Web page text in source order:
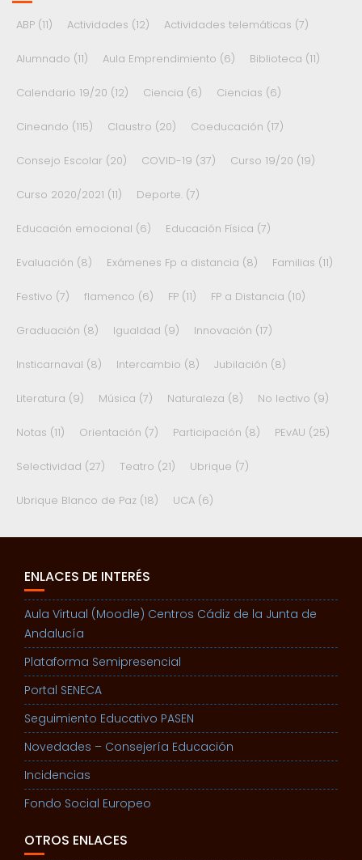
ABP (11) Actividades (12) Actividades telemáticas (7)
Alumnado (11) Aula Emprendimiento (6) Biblioteca (11)
Calendario 19/20 (12) Ciencia (6) Ciencias (6)
Cineando (115) Claustro (20) Coeducación (17)
Consejo Escolar (20) COVID-19 (37) Curso 19/20 (19)
Curso 2020/2021 (11) Deporte. (7)
Educación emocional (6) Educación Física (7)
Evaluación (8) Exámenes Fp a distancia (8) Familias (11)
Festivo (7) flamenco (6) FP (11) FP a Distancia (10)
Graduación (8) Igualdad (9) Innovación (17)
Insticarnaval (8) Intercambio (8) Jubilación (8)
Literatura (9) Música (7) Naturaleza (8) No lectivo (9)
Notas (11) Orientación (7) Participación (8) PEvAU (25)
Selectividad (27) Teatro (21) Ubrique (7)
Ubrique Blanco de Paz (18) UCA (6)
ENLACES DE INTERÉS
Aula Virtual (Moodle) Centros Cádiz de la Junta de
Andalucía
Plataforma Semipresencial
Portal SENECA
Seguimiento Educativo PASEN
Novedades – Consejería Educación
Incidencias
Fondo Social Europeo
OTROS ENLACES